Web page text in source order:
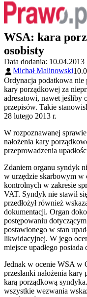
WSA: kara
osobisty
Data dodania: 10.04.2013
Michał Malinowski
Ordynacja podatkowa nie
kary porządkowej za
adresatowi, nawet jeśliby
przepisów. Takie
28 lutego 2013 r.
W rozpoznawanej
nałożenia kary
przeprowadzenia
Zdaniem organu syndyk
w urzędzie skarbowym w
kontrolnych w zakresie
VAT. Syndyk nie stawił
przedłożył również
dokumentacji. Organ
postępowaniu
postawionego w stan
likwidacyjnej. W jego
miejsce upadłego
Jednak w ocenie WSA w
przesłanki nałożenia
karą porządkową
wszystkie wezwania